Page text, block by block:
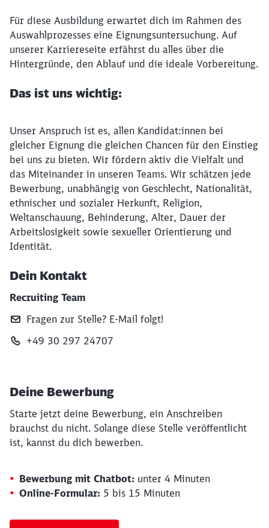
Für diese Ausbildung erwartet dich im Rahmen des
Auswahlprozesses eine Eignungsuntersuchung. Auf
unserer Karriereseite erfährst du alles über die
Hintergründe, den Ablauf und die ideale Vorbereitung.
Das ist uns wichtig:
Unser Anspruch ist es, allen Kandidat:innen bei
gleicher Eignung die gleichen Chancen für den Einstieg
bei uns zu bieten. Wir fördern aktiv die Vielfalt und
das Miteinander in unseren Teams. Wir schätzen jede
Bewerbung, unabhängig von Geschlecht, Nationalität,
ethnischer und sozialer Herkunft, Religion,
Weltanschauung, Behinderung, Alter, Dauer der
Arbeitslosigkeit sowie sexueller Orientierung und
Identität.
Dein Kontakt
Recruiting Team
Fragen zur Stelle? E‑Mail folgt!
+49 30 297 24707
Deine Bewerbung
Starte jetzt deine Bewerbung, ein Anschreiben
brauchst du nicht. Solange diese Stelle veröffentlicht
ist, kannst du dich bewerben.
Bewerbung mit Chatbot: unter 4 Minuten
Online-Formular: 5 bis 15 Minuten